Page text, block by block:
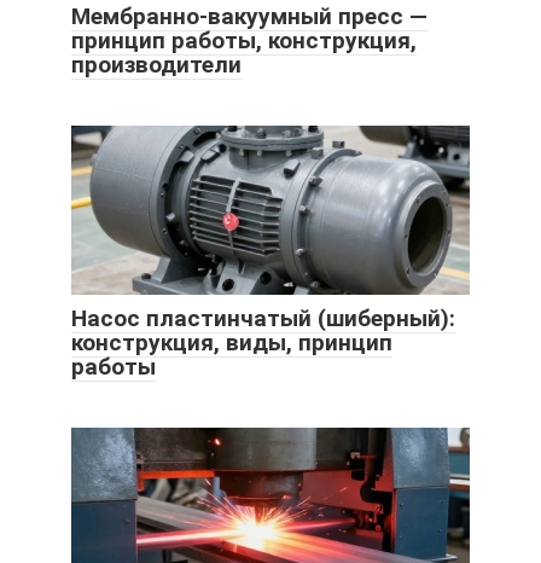
Мембранно-вакуумный пресс —
принцип работы, конструкция,
производители
Насос пластинчатый (шиберный):
конструкция, виды, принцип
работы